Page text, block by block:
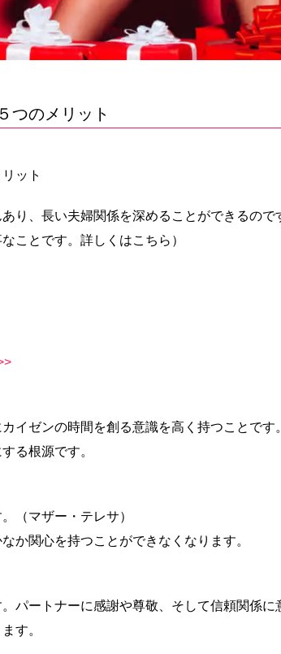
つのメリット
ット
り、長い夫婦関係を深めることができるの
ことです。詳しくはこちら）
ゼンの時間を創る意識を高く持つことです。
る根源です。
マザー・テレサ）
か関心を持つことができなくなります。
ートナーに感謝や尊敬、そして信頼関係に
す。